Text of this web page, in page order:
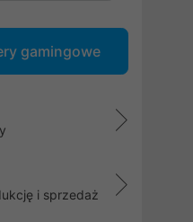
gamingowe
i sprzedaż